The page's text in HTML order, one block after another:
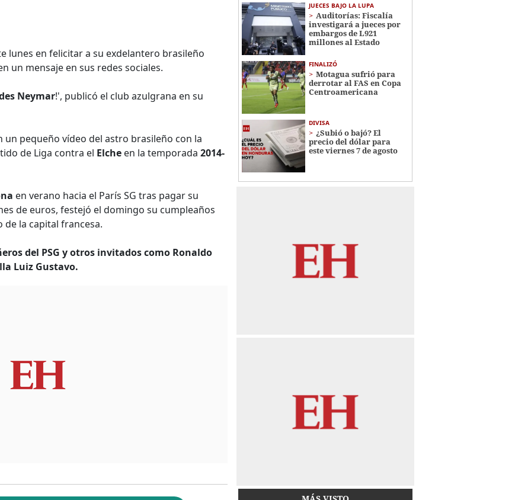
lunes en felicitar a su exdelantero brasileño
un mensaje en sus redes sociales.
Neymar!', publicó el club azulgrana en su
un pequeño vídeo del astro brasileño con la
de Liga contra el Elche en la temporada 2014-
en verano hacia el París SG tras pagar su
de euros, festejó el domingo su cumpleaños
de la capital francesa.
del PSG y otros invitados como Ronaldo
Luiz Gustavo.
JUECES BAJO LA LUPA
Auditorías: Fiscalía
investigará a jueces por
embargos de L921
millones al Estado
FINALIZÓ
Motagua sufrió para
derrotar al FAS en Copa
Centroamericana
DIVISA
¿Subió o bajó? El
precio del dólar para
este viernes 7 de agosto